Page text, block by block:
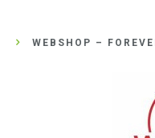
WEBSHOP –